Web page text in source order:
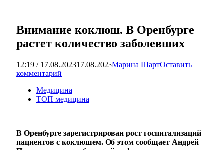
Внимание коклюш. В Оренбурге
растет количество заболевших
12:19 / 17.08.202317.08.2023Марина ШартОставить
комментарий
Медицина
ТОП медицина
В Оренбурге зарегистрирован рост госпитализаций
пациентов с коклюшем. Об этом сообщает Андрей